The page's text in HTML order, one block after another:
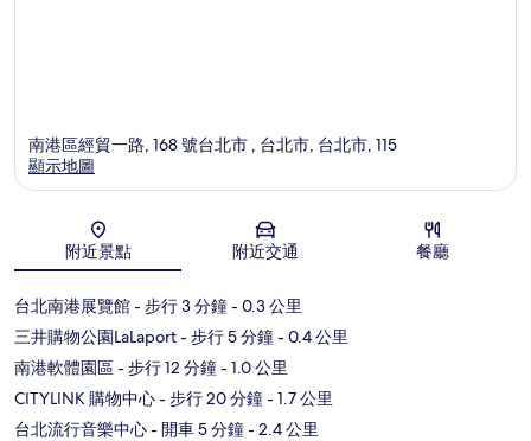
地圖
南港區經貿一路, 168 號台北市 , 台北市, 台北市, 115
顯示地圖
附近景點 附近交通 餐廳
台北南港展覽館- 步行 3 分鐘- 0.3 公里
三井購物公園LaLaport- 步行 5 分鐘- 0.4 公里
南港軟體園區- 步行 12 分鐘- 1.0 公里
CITYLINK 購物中心- 步行 20 分鐘- 1.7 公里
台北流行音樂中心- 開車 5 分鐘- 2.4 公里